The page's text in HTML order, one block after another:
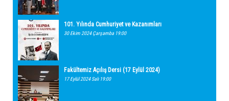
101. Yılında Cumhuriyet ve Kazanımları
30 Ekim 2024 Çarşamba 19:00
Fakültemiz Açılış Dersi (17 Eylül 2024)
17 Eylül 2024 Salı 19:00